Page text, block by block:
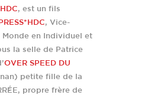
, est un fils
, Vice-
Monde en Individuel et
la selle de Patrice
OVER SPEED DU
petite fille de la
propre frère de